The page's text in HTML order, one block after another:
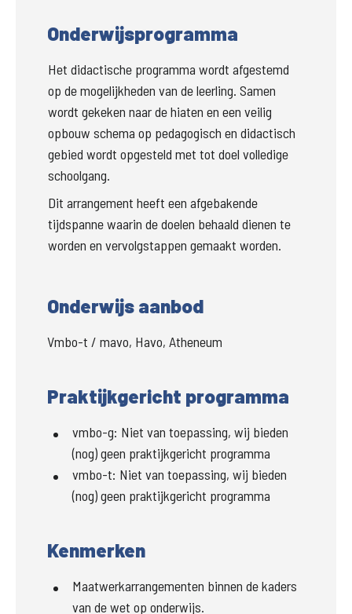
Onderwijsprogramma
Het didactische programma wordt afgestemd
op de mogelijkheden van de leerling. Samen
wordt gekeken naar de hiaten en een veilig
opbouw schema op pedagogisch en didactisch
gebied wordt opgesteld met tot doel volledige
schoolgang.
Dit arrangement heeft een afgebakende
tijdspanne waarin de doelen behaald dienen te
worden en vervolgstappen gemaakt worden.
Onderwijs aanbod
Vmbo-t / mavo, Havo, Atheneum
Praktijkgericht programma
vmbo-g: Niet van toepassing, wij bieden
(nog) geen praktijkgericht programma
vmbo-t: Niet van toepassing, wij bieden
(nog) geen praktijkgericht programma
Kenmerken
Maatwerkarrangementen binnen de kaders
van de wet op onderwijs.